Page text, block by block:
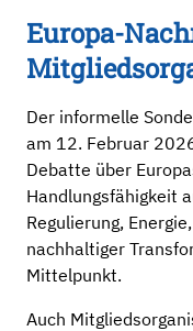
Europa-
Der informelle
am 12. Februar
Debatte über
Handlungsfähigkeit
Regulierung,
nachhaltiger
Mittelpunkt.
Auch